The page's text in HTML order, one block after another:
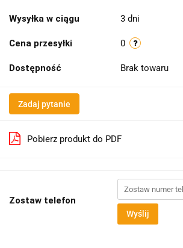
Wysyłka w ciągu 3 dni
Cena przesyłki 0
Dostępność Brak towaru
Zadaj pytanie
Pobierz produkt do PDF
Zostaw telefon
Wyślij